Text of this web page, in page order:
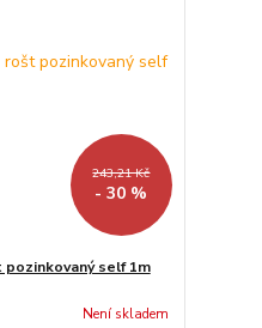
243,21 Kč
- 30 %
pozinkovaný self 1m
Není skladem